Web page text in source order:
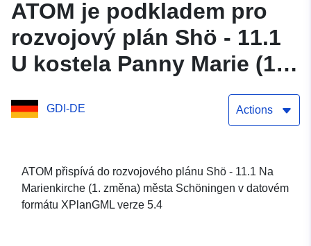
ATOM je podkladem pro
rozvojový plán Shö - 11.1
U kostela Panny Marie (1.
Schöningen
GDI-DE Actions
ATOM přispívá do rozvojového plánu Shö - 11.1 Na
Marienkirche (1. změna) města Schöningen v datovém
formátu XPlanGML verze 5.4